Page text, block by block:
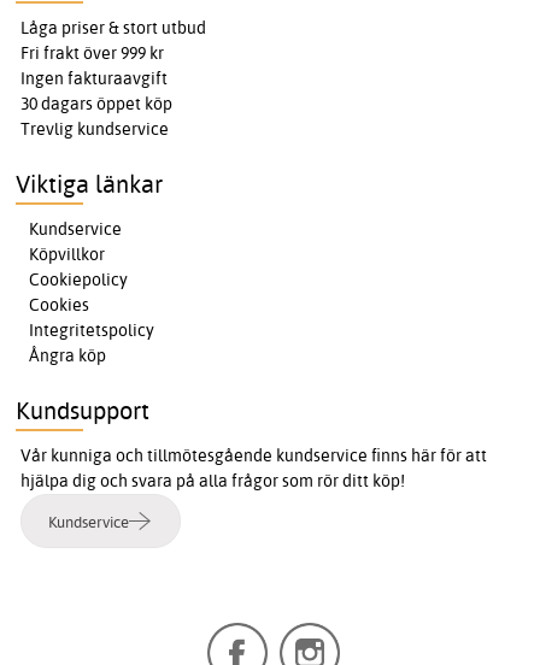
Låga priser & stort utbud
Fri frakt över 999 kr
Ingen fakturaavgift
30 dagars öppet köp
Trevlig kundservice
Viktiga länkar
Kundservice
Köpvillkor
Cookiepolicy
Cookies
Integritetspolicy
Ångra köp
Kundsupport
Vår kunniga och tillmötesgående kundservice finns här för att
hjälpa dig och svara på alla frågor som rör ditt köp!
Kundservice